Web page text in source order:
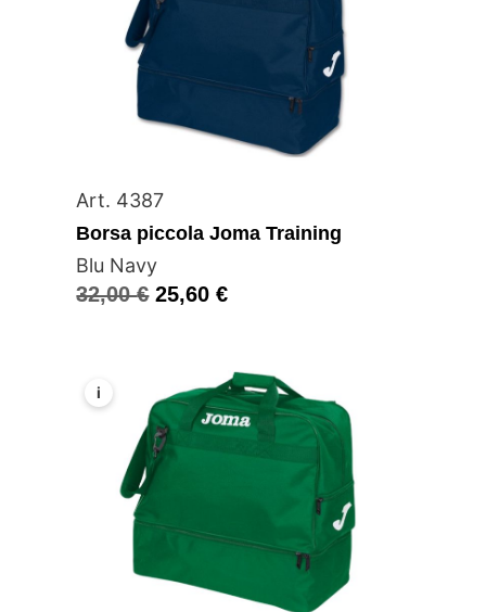
Art. 4387
Borsa piccola Joma Training
Blu Navy
32,00€ 25,60€
i